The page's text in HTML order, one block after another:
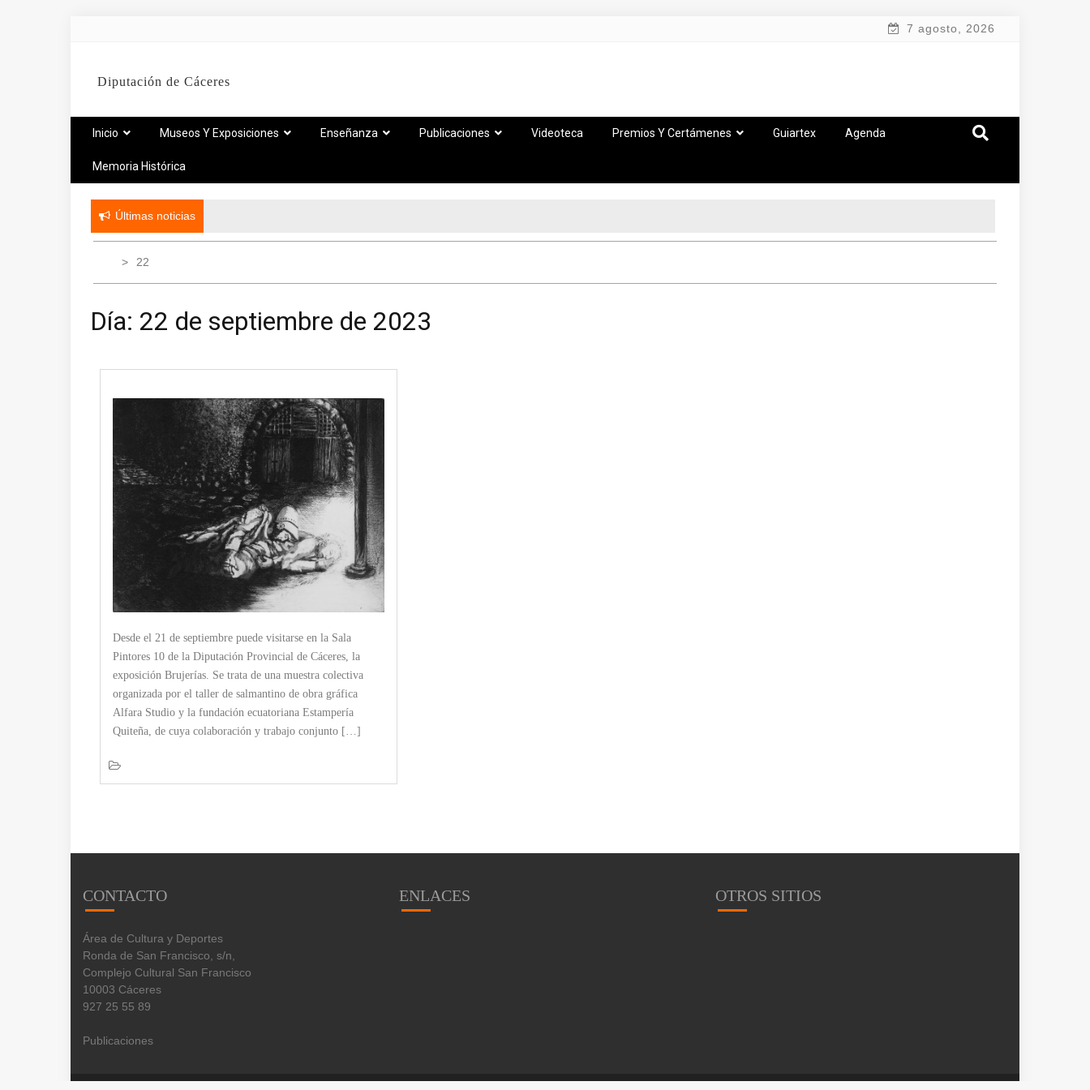
7 agosto, 2026
Diputación de Cáceres
Inicio Museos Y Exposiciones Enseñanza Publicaciones Videoteca Premios Y Certámenes Guiartex Agenda
Memoria Histórica
Últimas noticias
22
Día: 22 de septiembre de 2023
Desde el 21 de septiembre puede visitarse en la Sala
Pintores 10 de la Diputación Provincial de Cáceres, la
exposición Brujerías. Se trata de una muestra colectiva
organizada por el taller de salmantino de obra gráfica
Alfara Studio y la fundación ecuatoriana Estampería
Quiteña, de cuya colaboración y trabajo conjunto […]
CONTACTO
Área de Cultura y Deportes
Ronda de San Francisco, s/n,
Complejo Cultural San Francisco
10003 Cáceres
927 25 55 89
Publicaciones
ENLACES OTROS SITIOS